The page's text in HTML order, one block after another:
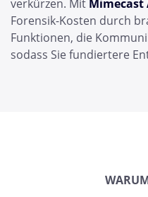
verkürzen. Mit Mimecast
Forensik-Kosten durch
Funktionen, die
sodass Sie fundiertere